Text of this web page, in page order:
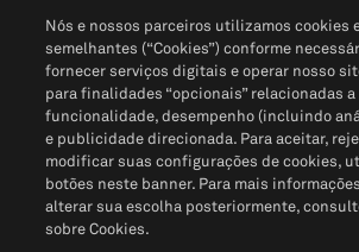
Política de PrivacidadePortal de privacidade do
Não Venda Minhas Informações Pessoais© 2026
Nós e nossos parceiros utilizamos cookies
semelhantes (“Cookies”) conforme
fornecer serviços digitais e operar nosso
para finalidades “opcionais” relacionadas a
funcionalidade, desempenho (incluindo
e publicidade direcionada. Para aceitar,
modificar suas configurações de cookies,
botões neste banner. Para mais
alterar sua escolha posteriormente,
sobre Cookies.